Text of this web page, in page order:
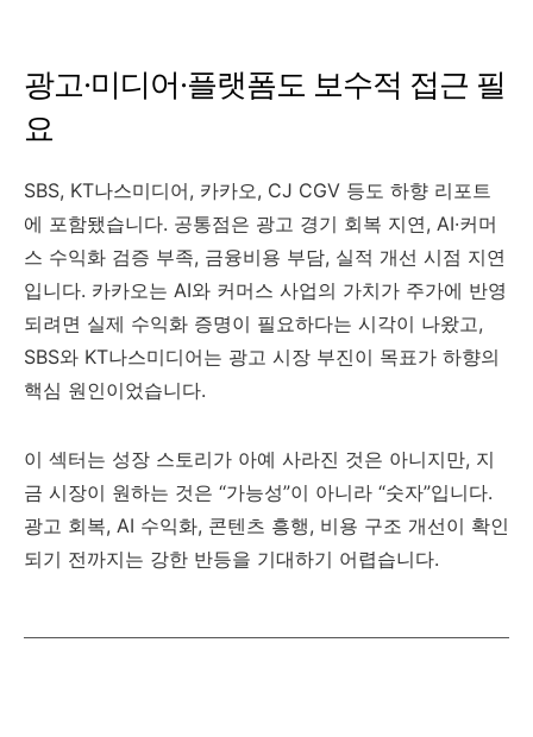
광고·미디어·플랫폼도 보수적 접근 필
요
SBS, KT나스미디어, 카카오, CJ CGV 등도 하향 리포트
에 포함됐습니다. 공통점은 광고 경기 회복 지연, AI·커머
스 수익화 검증 부족, 금융비용 부담, 실적 개선 시점 지연
입니다. 카카오는 AI와 커머스 사업의 가치가 주가에 반영
되려면 실제 수익화 증명이 필요하다는 시각이 나왔고,
SBS와 KT나스미디어는 광고 시장 부진이 목표가 하향의
핵심 원인이었습니다.
이 섹터는 성장 스토리가 아예 사라진 것은 아니지만, 지
금 시장이 원하는 것은 “가능성”이 아니라 “숫자”입니다.
광고 회복, AI 수익화, 콘텐츠 흥행, 비용 구조 개선이 확인
되기 전까지는 강한 반등을 기대하기 어렵습니다.